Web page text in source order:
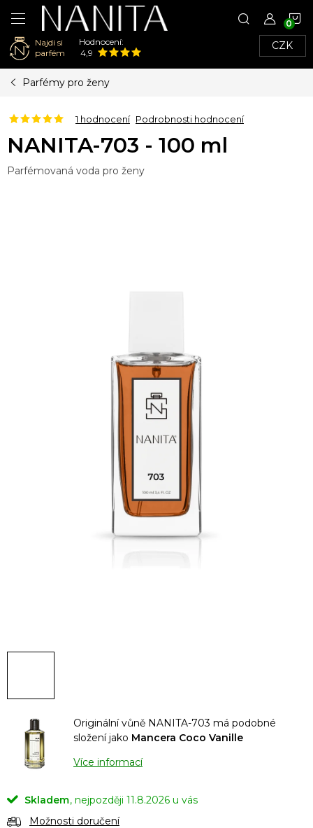
Najdi si
parfém
Hodnocení:
4,9
CZK
Parfémy pro ženy
1 hodnocení Podrobnosti hodnocení
NANITA-703 - 100 ml
Parfémovaná voda pro ženy
Originální vůně NANITA-703 má podobné
složení jako Mancera Coco Vanille
Více informací
Skladem
11.8.2026
Možnosti doručení